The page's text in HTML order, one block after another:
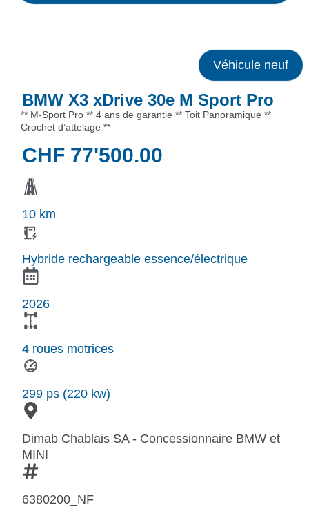
Véhicule neuf
BMW X3 xDrive 30e M Sport Pro
** M-Sport Pro ** 4 ans de garantie ** Toit Panoramique **
Crochet d’attelage **
CHF 77'500.00
10 km
Hybride rechargeable essence/électrique
2026
4 roues motrices
299 ps (220 kw)
Dimab Chablais SA - Concessionnaire BMW et
MINI
6380200_NF